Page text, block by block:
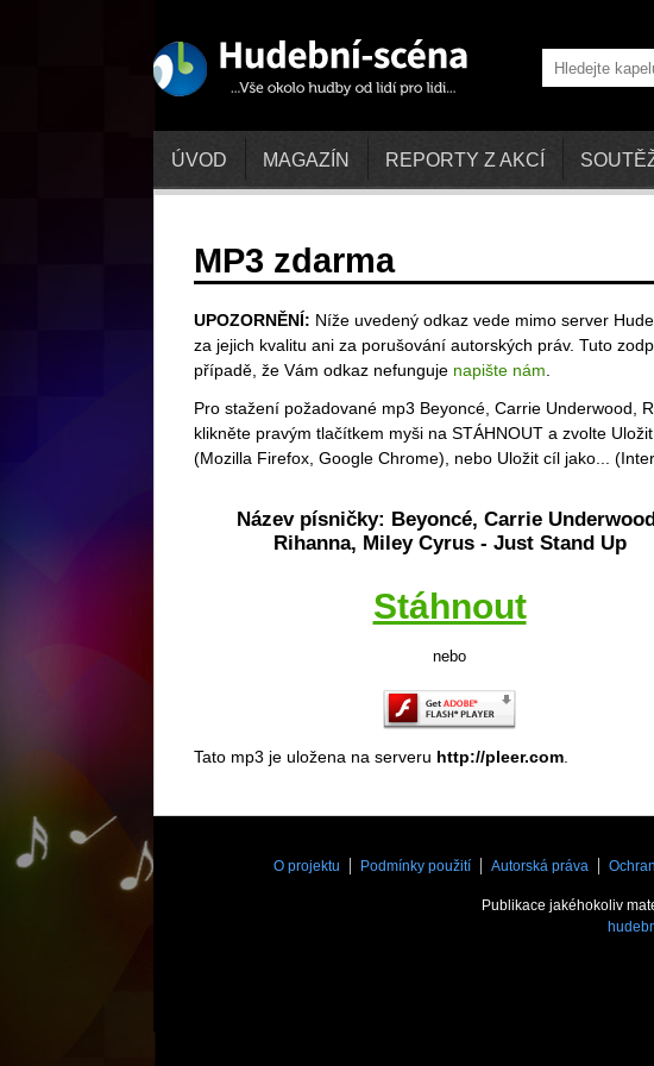
ÚVOD MAGAZÍN REPORTY Z AKCÍ
MP3 zdarma
UPOZORNĚNÍ: Níže uvedený odkaz vede mimo server
za jejich kvalitu ani za porušování autorských práv. Tuto
případě, že Vám odkaz nefunguje napište nám
Pro stažení požadované mp3 Beyoncé, Carrie Underwood,
klikněte pravým tlačítkem myši na STÁHNOUT a zvolte
(Mozilla Firefox, Google Chrome), nebo Uložit cíl jako...
Název písničky: Beyoncé, Carrie
Rihanna, Miley Cyrus - Just Stand Up
Stáhnout
nebo
Tato mp3 je uložena na serveru http://pleer.com
O projektu Podmínky použití Autorská práva
Publikace jakéhokoliv